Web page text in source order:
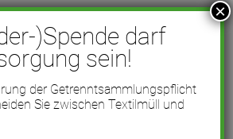
)Spende darf
sein!
der Getrenntsammlungspflicht
Sie zwischen Textilmüll und
×